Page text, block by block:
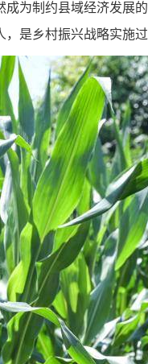
成为制约县域经济发展
是乡村振兴战略实施